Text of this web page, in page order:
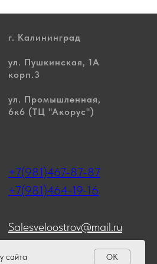
сайта OK
г. Калининград
ул. Пушкинская, 1А
корп.3
ул. Промышленная,
6к6 (ТЦ "Акорус")
+7(981)467-87-87
+7(981)464-19-16
Salesveloostrov@mail.ru